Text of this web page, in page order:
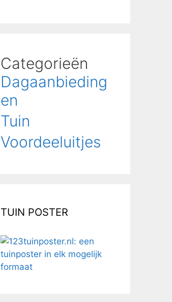
Categorieën
Dagaanbieding
en
Tuin
Voordeeluitjes
TUIN POSTER